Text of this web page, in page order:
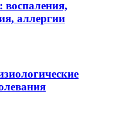
воспаления,
аллергии